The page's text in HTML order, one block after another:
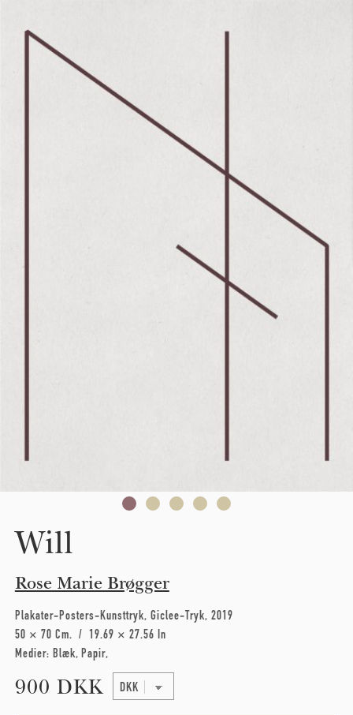
Will
Rose Marie Brøgger
Plakater-Posters-Kunsttryk Giclee-Tryk 2019
50 × 70 Cm
19.69 × 27.56 In
Medier: Blæk Papir
900 DKK